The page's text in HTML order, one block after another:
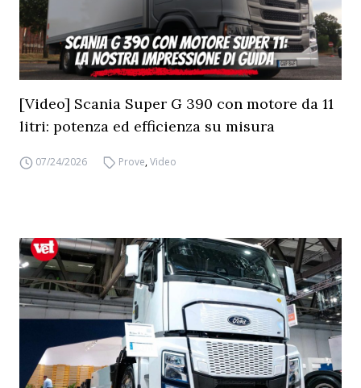
[Video] Scania Super G 390 con motore da 11
litri: potenza ed efficienza su misura
07/24/2026 Prove,Video